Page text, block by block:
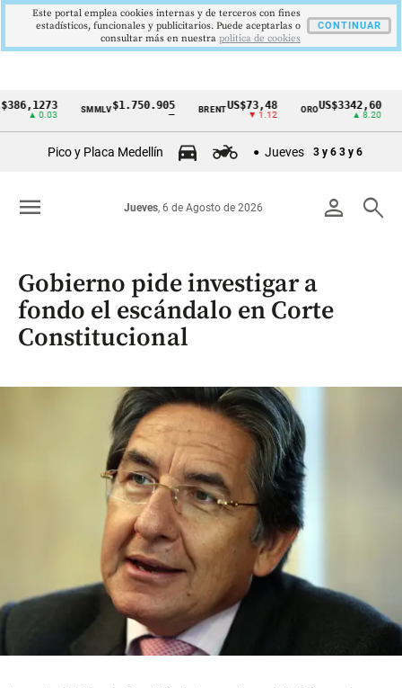
Cintillo
Colombia
SMMLV$1.750.905 BRENT US$73,48
▼ 1.12
ORO US$3342,60
Pico y Placa Medellín Jueves 3 y 6 3 y 6
person search
Jueves, 6 de Agosto de 2026
menu
Gobierno pide investigar a
fondo el escándalo en Corte
Constitucional
Este portal emplea cookies internas y de terceros con fines
estadísticos, funcionales y publicitarios. Puede aceptarlas o
consultar más en nuestra politica de cookies
CONTINUAR